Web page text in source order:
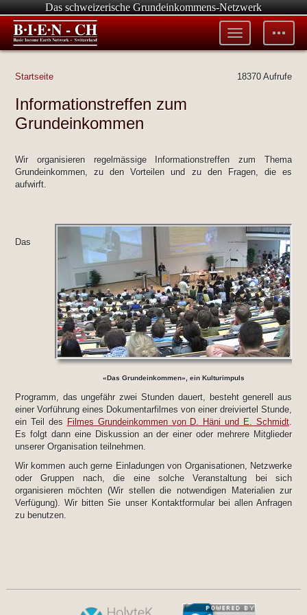
Das schweizerische Grundeinkommens-Netzwerk
Toggle
tools
Toggle
menu
18370 Aufrufe
Startseite
Informationstreffen zum
Grundeinkommen
Wir organisieren regelmässige Informationstreffen zum Thema
Grundeinkommen, zu den Vorteilen und zu den Fragen, die es
aufwirft.
«Das Grundeinkommen», ein Kulturimpuls
Das
Programm, das ungefähr zwei Stunden dauert, besteht generell aus
einer Vorführung eines Dokumentarfilmes von einer dreiviertel Stunde,
ein Teil des Filmes Grundeinkommen von D. Häni und E. Schmidt
Es folgt dann eine Diskussion an der einer oder mehrere Mitglieder
unserer Organisation teilnehmen.
Wir kommen auch gerne Einladungen von Organisationen, Netzwerke
oder Gruppen nach, die eine solche Veranstaltung bei sich
organisieren möchten (Wir stellen die notwendigen Materialien zur
Verfügung). Wir bitten Sie unser Kontaktformular bei allen Anfragen
zu benutzen.